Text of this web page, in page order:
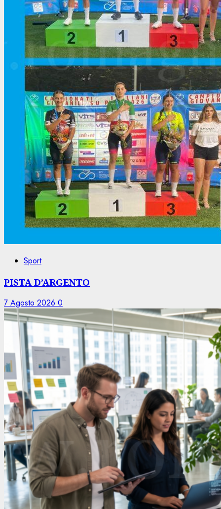
Sport
PISTA D’ARGENTO
7 Agosto 2026 0